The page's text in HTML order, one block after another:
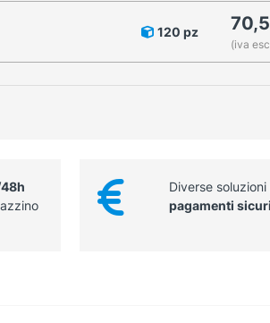
120 pz
(iva
Diverse soluzioni
pagamenti sicuri